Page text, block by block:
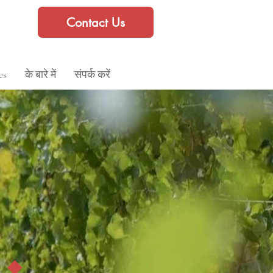
Contact Us
के बारे में संपर्क करें